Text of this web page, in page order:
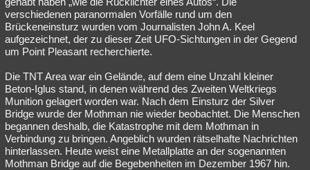
verschiedenen paranormalen Vorfälle rund um den
Brückeneinsturz wurden vom Journalisten John A. Keel
aufgezeichnet, der zu dieser Zeit UFO-Sichtungen in der Gegend
um Point Pleasant recherchierte.
Die TNT Area war ein Gelände, auf dem eine Unzahl kleiner
Beton-Iglus stand, in denen während des Zweiten Weltkriegs
Munition gelagert worden war. Nach dem Einsturz der Silver
Bridge wurde der Mothman nie wieder beobachtet. Die Menschen
begannen deshalb, die Katastrophe mit dem Mothman in
Verbindung zu bringen. Angeblich wurden rätselhafte Nachrichten
hinterlassen. Heute weist eine Metallplatte an der sogenannten
Mothman Bridge auf die Begebenheiten im Dezember 1967 hin.